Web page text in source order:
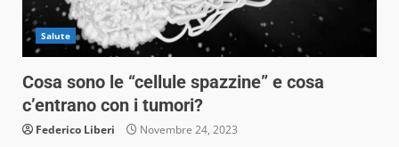
Salute
Cosa sono le “cellule spazzine” e cosa
c’entrano con i tumori?
Federico Liberi Novembre 24, 2023